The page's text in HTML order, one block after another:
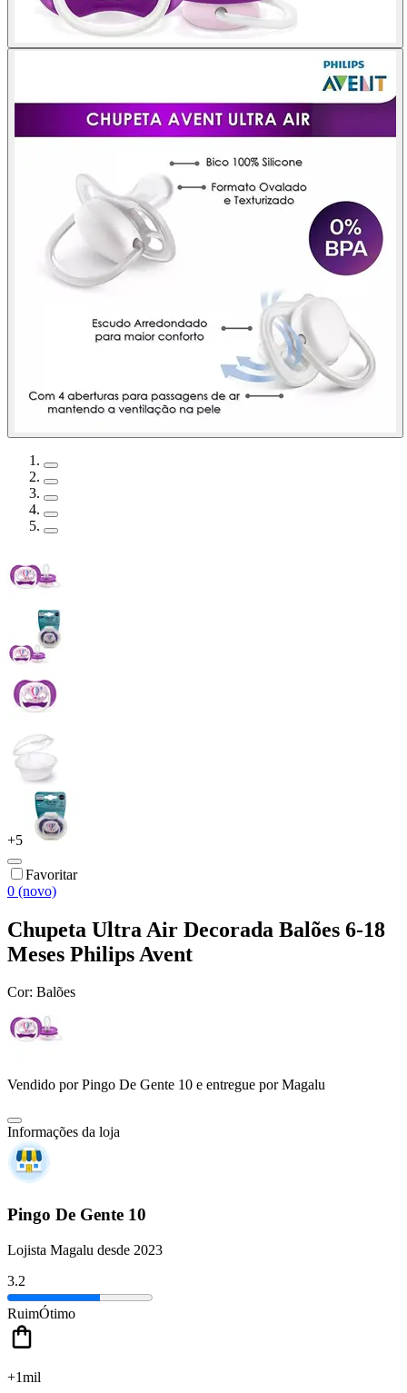
+5
Favoritar
0 (novo)
Chupeta Ultra Air Decorada Balões 6-18
Meses Philips Avent
Cor: Balões
Vendido porPingo De Gente 10 e entregue por Magalu
Informações da loja
Pingo De Gente 10
Lojista Magalu desde 2023
3.2
RuimÓtimo
+1mil